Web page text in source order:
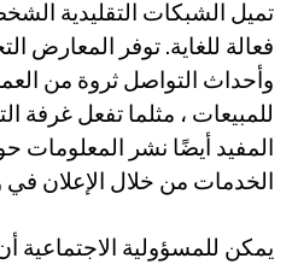
تميل الشبكات التقليدية
فعالة للغاية. توفر المعارض
وأحداث التواصل ثروة من
للمبيعات ، مثلما تفعل غرفة
المفيد أيضًا نشر المعلومات
الخدمات من خلال الإعلان في
يمكن للمسؤولية